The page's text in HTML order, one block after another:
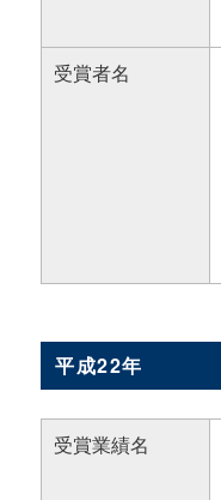
受賞者名
平成22年
受賞業績名